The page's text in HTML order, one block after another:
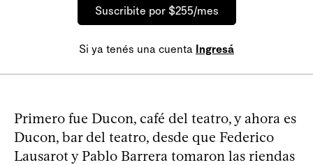
Suscribite por $255/mes
Si ya tenés una cuenta Ingresá
Primero fue Ducon, café del teatro, y ahora es
Ducon, bar del teatro, desde que Federico
Lausarot y Pablo Barrera tomaron las riendas